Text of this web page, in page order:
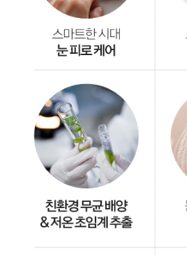
이코 라이프 하